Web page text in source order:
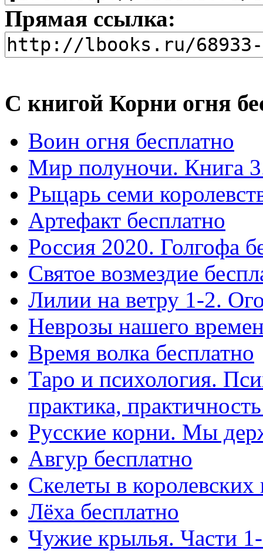
Прямая ссылка:
С книгой Корни огня
Воин огня бесплатно
Мир полуночи. Книга
Рыцарь семи
Артефакт бесплатно
Россия 2020. Голгофа
Святое возмездие
Лилии на ветру 1-2.
Неврозы нашего
Время волка бесплатно
Таро и психология.
практика,
Русские корни. Мы
Авгур бесплатно
Скелеты в
Лёха бесплатно
Чужие крылья. Части